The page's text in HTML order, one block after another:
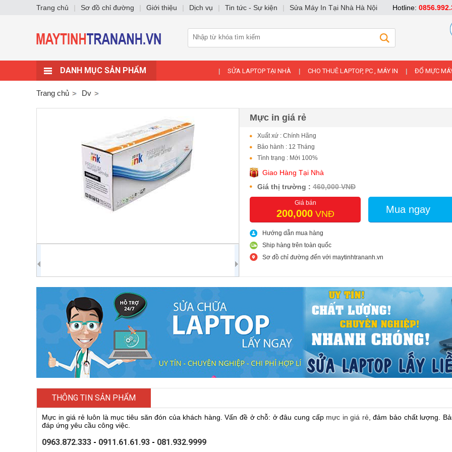
DANH MỤC SẢN PHẨM SỬA LAPTOP TẠI NHÀ CHO THUÊ LAPTOP, PC , MÁY IN ĐỔ MỰC
Trang chủ Dv
Mực in giá rẻ
Xuất xứ : Chính Hãng
Bảo hành : 12 Tháng
Tình trạng : Mới 100%
Giao Hàng Tại Nhà
Giá thị trường : 460,000 VNĐ
Giá bán
200,000VNĐ Mua ngay
Hướng dẫn mua hàng
Ship hàng trên toàn quốc
Sơ đồ chỉ đường đến với maytinhtrananh.vn
THÔNG TIN SẢN PHẨM
Mực in giá rẻ luôn là mục tiêu săn đón của khách hàng. Vấn đề ở chỗ: ở đâu cung cấp mực in giá rẻ, đảm bảo chất lượng.
đáp ứng yêu cầu công việc.
0963.872.333 - 0911.61.61.93 - 081.932.9999
Trang chủ | Sơ đồ chỉ đường | Giới thiệu | Dịch vụ | Tin tức - Sự kiện | Sửa Máy In Tại Nhà Hà Nội Hotline: